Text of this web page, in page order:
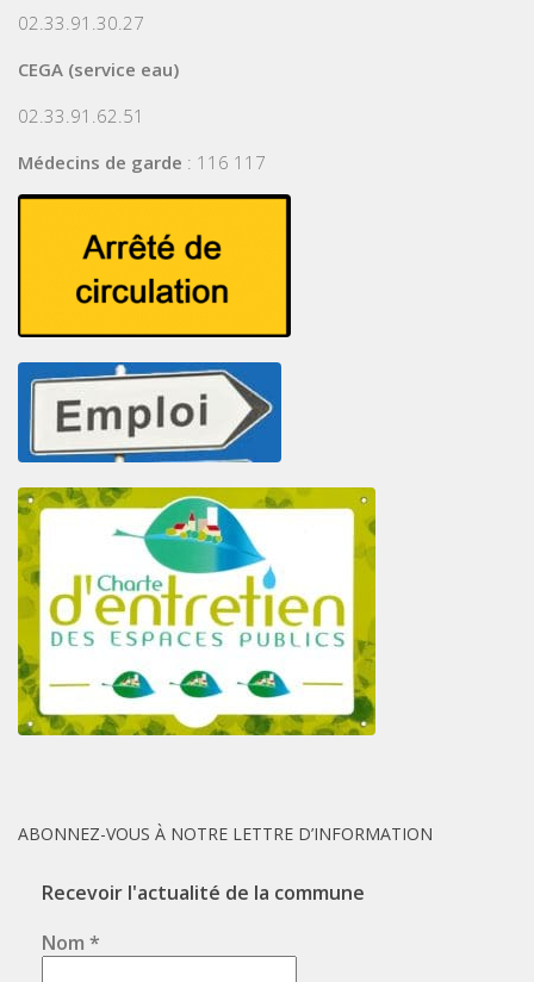
02.33.91.30.27
CEGA (service eau)
02.33.91.62.51
Médecins de garde : 116 117
ABONNEZ-VOUS À NOTRE LETTRE D’INFORMATION
Recevoir l'actualité de la commune
Nom *